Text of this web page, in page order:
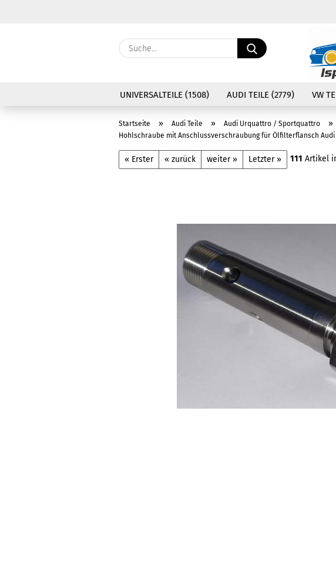
Suche...
UNIVERSALTEILE (1508) AUDI TEILE (2779) VW
Startseite » Audi Teile » Audi Urquattro / Sportquattro »
Hohlschraube mit Anschlussverschraubung für Ölfilterflansch
« Erster « zurück weiter » Letzter » 111 Artikel